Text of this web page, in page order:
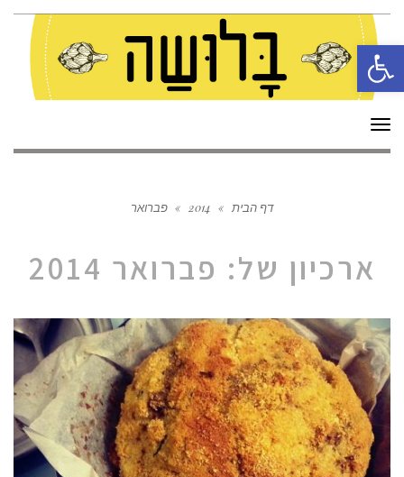
פתח סרגל נגישות
תפריט
דף הבית »
2014
» פברואר
ארכיון של: פברואר 2014